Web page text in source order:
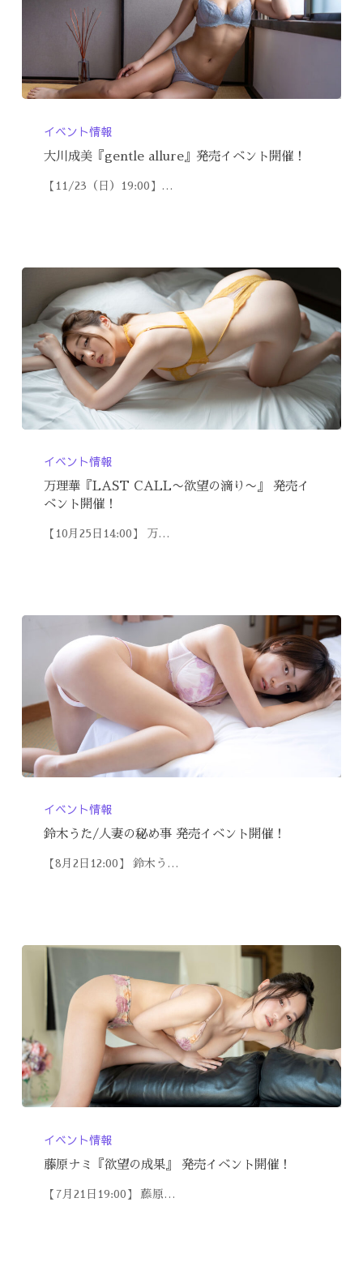
イベント情報
大川成美『gentle allure』発売イベント開催！
【11/23（日）19:00】…
イベント情報
万理華『LAST CALL〜欲望の滴り〜』 発売イ
ベント開催！
【10月25日14:00】 万…
イベント情報
鈴木うた/人妻の秘め事 発売イベント開催！
【8月2日12:00】 鈴木う…
イベント情報
藤原ナミ『欲望の成果』 発売イベント開催！
【7月21日19:00】 藤原…